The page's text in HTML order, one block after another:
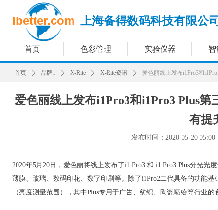
首页 色彩管理 实验仪器 智
ibetter.com 上海备得数码科技有限公
爱色丽线上发布i1Pro3和i1Pro3 Plus
有提
发布时间： 2020-05-20 05:00
2020年5月20日，爱色丽将线上发布了i1 Pro3 和 i1 Pro3 Plus分光
薄膜、玻璃、数码印花、数字印刷等。除了i1Pro2二代具备的功能
（亮度测量范围），其中Plus专用于广告、纺织、陶瓷喷绘等行业
首页 ꄲ 品牌1 ꄲ X-Rite ꄲ X-Rite资讯 ꄲ 爱色丽线上发布i1Pro3和